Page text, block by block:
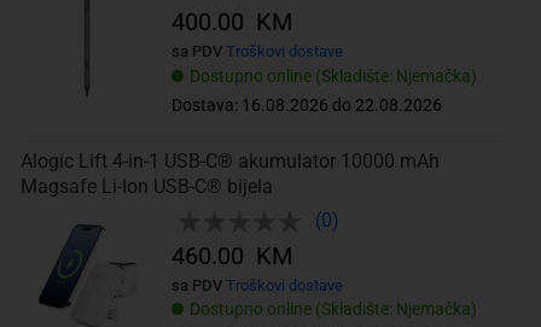
Dostupno online (Skladište: Njemačka)
Dostava: 16.08.2026 do 22.08.2026
400.00 KM
sa PDV Troškovi dostave
Alogic Lift 4-in-1 USB-C® akumulator 10000 mAh
Magsafe Li-Ion USB-C® bijela
(0)
Dostupno online (Skladište: Njemačka)
460.00 KM
sa PDV Troškovi dostave